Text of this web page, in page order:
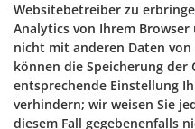
Websitebetreiber zu
Analytics von Ihrem
nicht mit anderen Daten
können die Speicherung der
entsprechende Einstellung
verhindern; wir weisen Sie
diesem Fall gegebenenfalls